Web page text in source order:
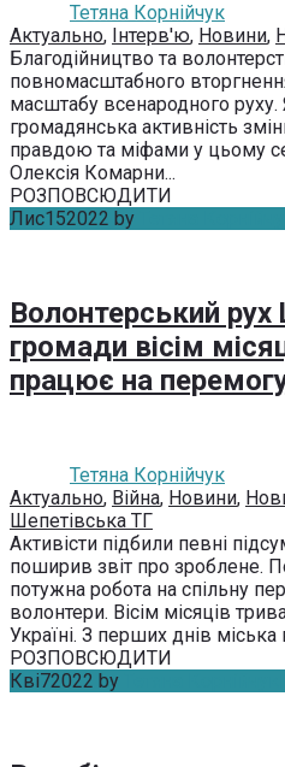
Тетяна Корнійчук
Актуально, Інтерв'ю, Новини,
Благодійництво та
повномасштабного
масштабу всенародного
громадянська активність
правдою та міфами у цьому
Олексія Комарни...
РОЗПОВСЮДИТИ
Лис152022 by
Волонтерський рух
громади вісім
працює на
Тетяна Корнійчук
Актуально, Війна, Новини,
Шепетівська ТГ
Активісти підбили певні
поширив звіт про зроблене.
потужна робота на спільну
волонтери. Вісім місяців
Україні. З перших днів міська
РОЗПОВСЮДИТИ
Кві72022 by